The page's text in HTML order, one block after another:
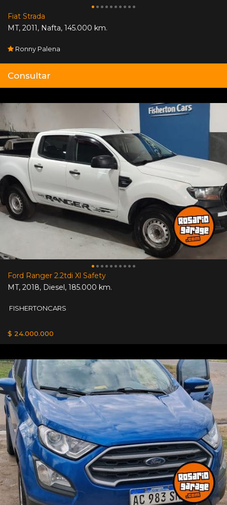
Fiat Strada
MT, 2011, Nafta, 145.000 km.
Ronny Palena
Consultar
Ford Ranger 2.2tdi Xl Safety
MT, 2018, Diesel, 185.000 km.
FISHERTONCARS
$ 24.000.000